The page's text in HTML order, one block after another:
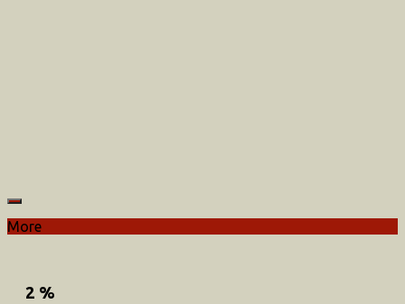
More
2 %